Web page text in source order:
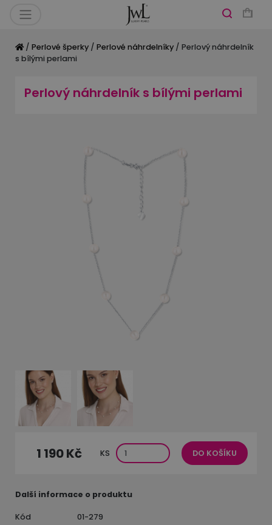
/ Perlové šperky / Perlové náhrdelníky / Perlový náhrdelník
s bílými perlami
Perlový náhrdelník s bílými perlami
1 190 Kč KS DO KOŠÍKU
Další informace o produktu
Kód
01-279